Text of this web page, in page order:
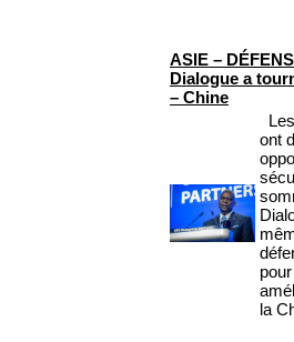
ASIE –
Dialogue a
– Chine
ont
la